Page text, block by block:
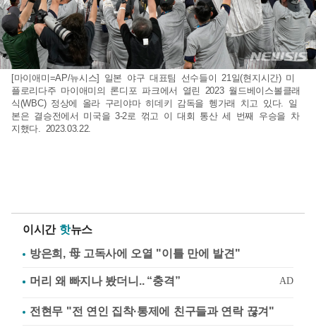
[마이애미=AP/뉴시스] 일본 야구 대표팀 선수들이 21일(현지시간) 미
플로리다주 마이애미의 론디포 파크에서 열린 2023 월드베이스볼클래
식(WBC) 정상에 올라 구리야마 히데키 감독을 헹가래 치고 있다. 일
본은 결승전에서 미국을 3-2로 꺾고 이 대회 통산 세 번째 우승을 차
지했다. 2023.03.22.
이시간 핫뉴스
방은희, 母 고독사에 오열 "이틀 만에 발견"
전현무 "전 연인 집착·통제에 친구들과 연락 끊겨"